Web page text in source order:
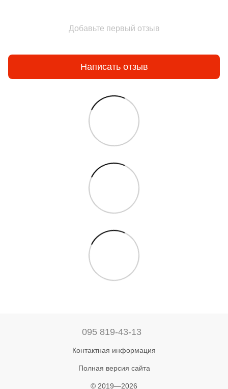
Добавьте первый отзыв
Написать отзыв
095 819-43-13
Контактная информация
Полная версия сайта
© 2019—2026